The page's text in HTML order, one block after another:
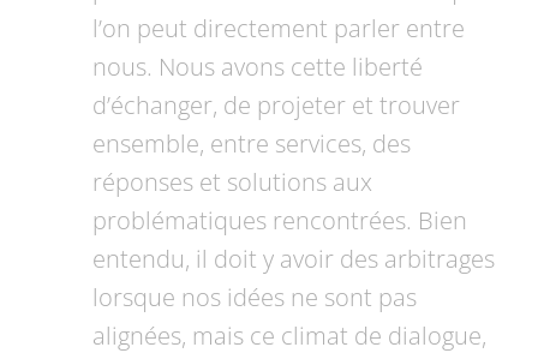
l’on peut directement parler entre
nous. Nous avons cette liberté
d’échanger, de projeter et trouver
ensemble, entre services, des
réponses et solutions aux
problématiques rencontrées. Bien
entendu, il doit y avoir des arbitrages
lorsque nos idées ne sont pas
alignées, mais ce climat de dialogue,